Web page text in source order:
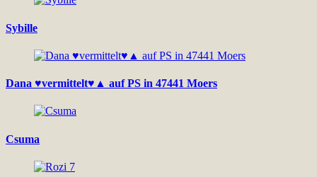
Sybille
Dana ♥vermittelt♥▲ auf PS in 47441 Moers
Csuma